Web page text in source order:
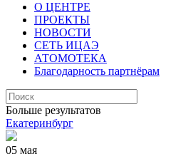
О ЦЕНТРЕ
ПРОЕКТЫ
НОВОСТИ
СЕТЬ ИЦАЭ
АТОМОТЕКА
Благодарность партнёрам
Больше результатов
Екатеринбург
05 мая